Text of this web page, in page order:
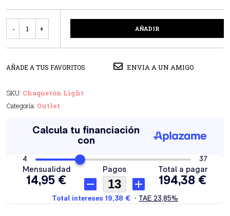
AÑADIR
AÑADE A TUS FAVORITOS ENVIA A UN AMIGO
SKU: Chaquetón Light
Categoría: Outlet